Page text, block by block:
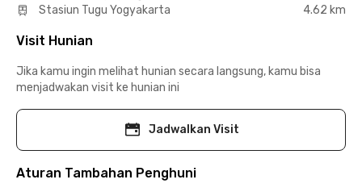
Stasiun Tugu Yogyakarta
4.62 km
Visit Hunian
Jika kamu ingin melihat hunian secara langsung, kamu bisa
menjadwakan visit ke hunian ini
Jadwalkan Visit
Aturan Tambahan Penghuni